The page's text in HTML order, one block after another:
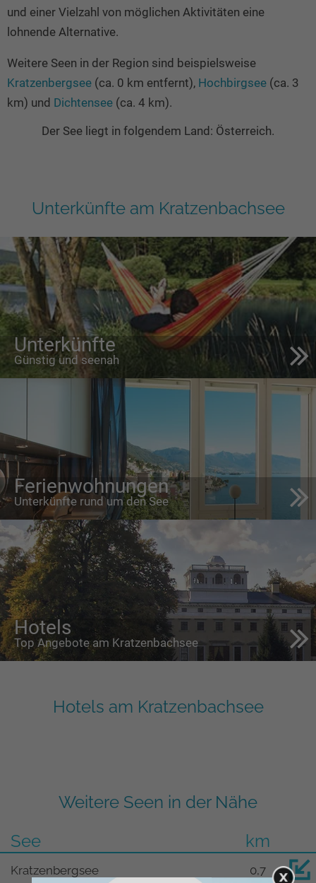
und einer Vielzahl von möglichen Aktivitäten eine
lohnende Alternative.
Weitere Seen in der Region sind beispielsweise
Kratzenbergsee (ca. 0 km entfernt), Hochbirgsee (ca. 3
km) und Dichtensee (ca. 4 km).
Der See liegt in folgendem Land: Österreich.
Unterkünfte am Kratzenbachsee
Unterkünfte
Günstig und seenah
Ferienwohnungen
Unterkünfte rund um den See
Hotels
Top Angebote am Kratzenbachsee
Hotels am Kratzenbachsee
Weitere Seen in der Nähe
See
km
Kratzenbergsee 0,7